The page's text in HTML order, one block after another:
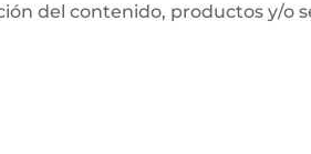
del contenido, productos y/o